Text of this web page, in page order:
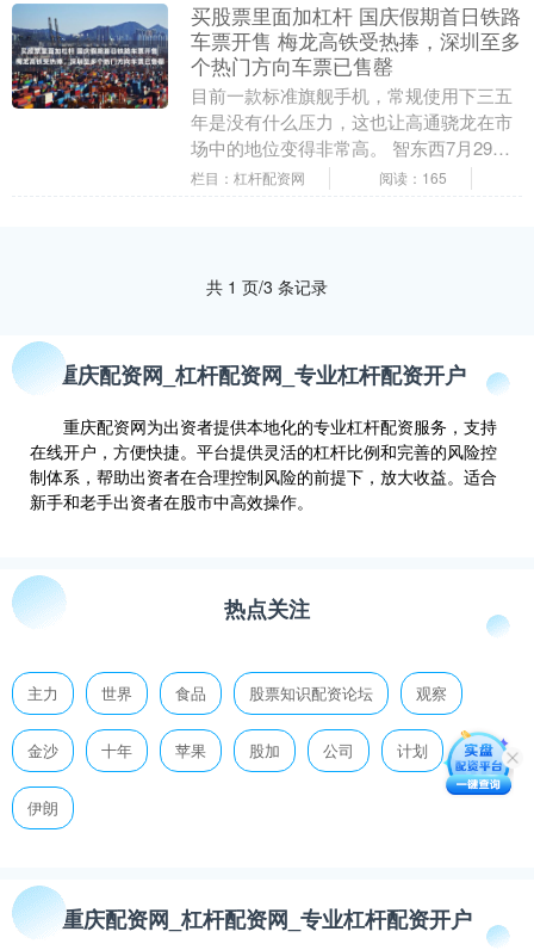
买股票里面加杠杆 国庆假期首日铁路
车票开售 梅龙高铁受热捧，深圳至多
个热门方向车票已售罄
目前一款标准旗舰手机，常规使用下三五
年是没有什么压力，这也让高通骁龙在市
场中的地位变得非常高。 智东西7月29日
消息，7月26日，北京市发展和改革委员
栏目：杠杆配资网 阅读：165
共 1 页/3 条记录
重庆配资网_杠杆配资网_专业杠杆配资开户
重庆配资网为出资者提供本地化的专业杠杆配资服务，支持
在线开户，方便快捷。平台提供灵活的杠杆比例和完善的风险控
制体系，帮助出资者在合理控制风险的前提下，放大收益。适合
新手和老手出资者在股市中高效操作。
热点关注
主力 世界 食品 股票知识配资论坛 观察
金沙 十年 苹果 股加 公司 计划
伊朗
重庆配资网_杠杆配资网_专业杠杆配资开户